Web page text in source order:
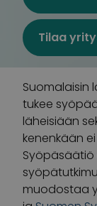
Tilaa
Suomalaisin
tukee
läheisiään
kenenkään
Syöpäsäätiö
muodostaa